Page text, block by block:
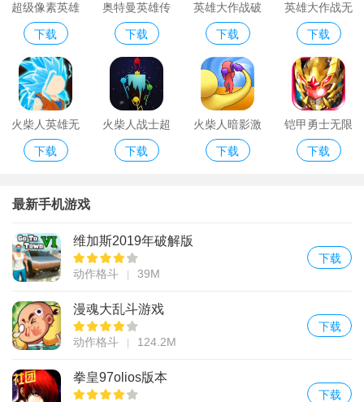
超级像素英雄
无限金币版最
新版
下载
奥特曼英雄传
奇无限钻石版
下载
英雄大作战破
解版全英雄
下载
英雄大作战无
限钻石版破解
版
下载
火柴人英雄无
敌破解版
下载
火柴人战士超
级赛亚人
下载
火柴人暗影激
斗无限金币版
下载
铠甲勇士无限
金币钻石版
下载
最新手机游戏
维加斯2019年破解版
动作格斗 39M
下载
漫魂大乱斗游戏
动作格斗 124.2M
下载
拳皇97olios版本
下载